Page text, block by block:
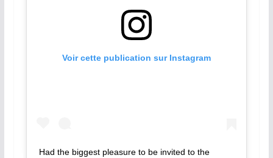
Voir cette publication sur Instagram
Had the biggest pleasure to be invited to the